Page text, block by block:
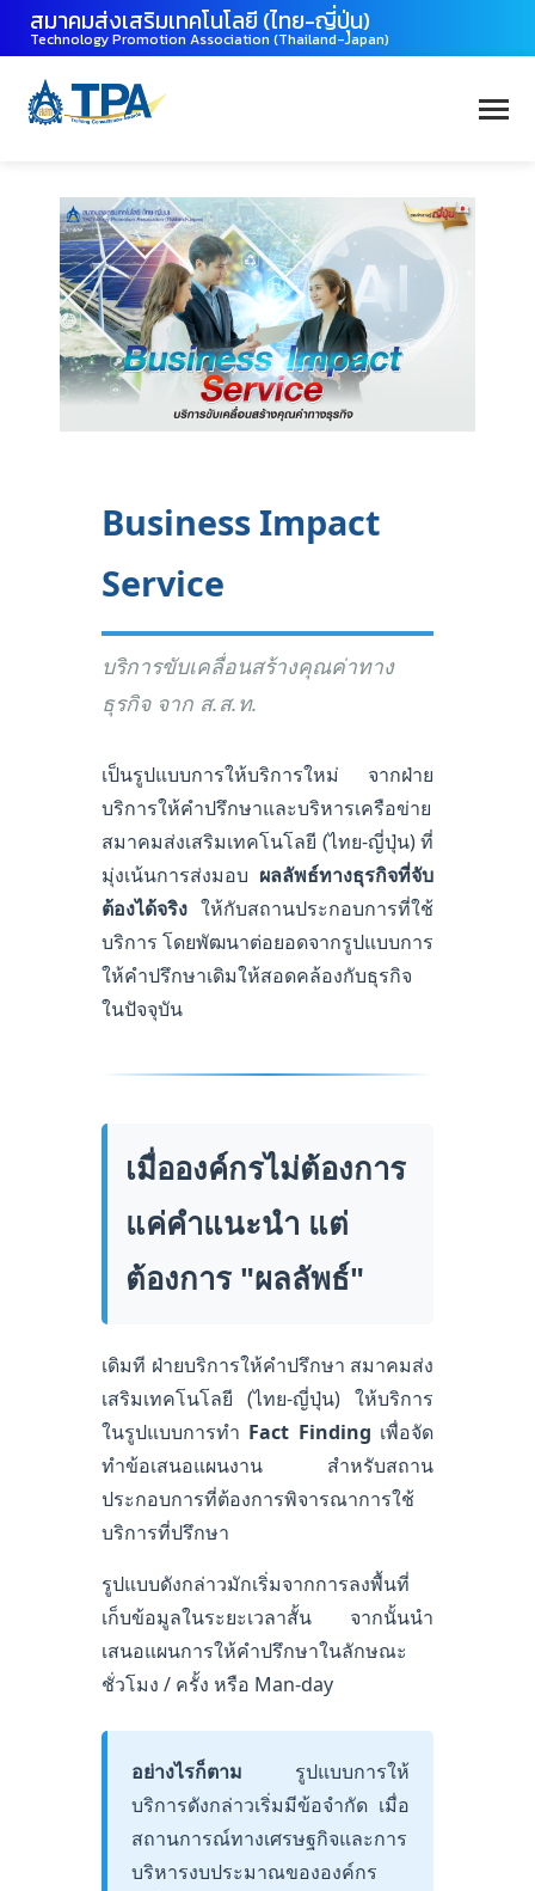
สมาคมส่งเสริมเทคโนโลยี (ไทย-ญี่ปุ่น)
Technology Promotion Association (Thailand-Japan)
Business Impact
Service
บริการขับเคลื่อนสร้างคุณค่าทาง
ธุรกิจ จาก ส.ส.ท.
เป็นรูปแบบการให้บริการใหม่ จากฝ่าย
บริการให้คำปรึกษาและบริหารเครือข่าย
สมาคมส่งเสริมเทคโนโลยี (ไทย-ญี่ปุ่น) ที่
มุ่งเน้นการส่งมอบ ผลลัพธ์ทางธุรกิจที่จับ
ต้องได้จริง ให้กับสถานประกอบการที่ใช้
บริการ โดยพัฒนาต่อยอดจากรูปแบบการ
ให้คำปรึกษาเดิมให้สอดคล้องกับธุรกิจ
ในปัจจุบัน
เมื่อองค์กรไม่ต้องการ
แค่คำแนะนำ แต่
ต้องการ "ผลลัพธ์"
เดิมที ฝ่ายบริการให้คำปรึกษา สมาคมส่ง
เสริมเทคโนโลยี (ไทย-ญี่ปุ่น) ให้บริการ
ในรูปแบบการทำ Fact Finding เพื่อจัด
ทำข้อเสนอแผนงาน สำหรับสถาน
ประกอบการที่ต้องการพิจารณาการใช้
บริการที่ปรึกษา
รูปแบบดังกล่าวมักเริ่มจากการลงพื้นที่
เก็บข้อมูลในระยะเวลาสั้น จากนั้นนำ
เสนอแผนการให้คำปรึกษาในลักษณะ
ชั่วโมง / ครั้ง หรือ Man-day
อย่างไรก็ตาม รูปแบบการให้
บริการดังกล่าวเริ่มมีข้อจำกัด เมื่อ
สถานการณ์ทางเศรษฐกิจและการ
บริหารงบประมาณขององค์กร